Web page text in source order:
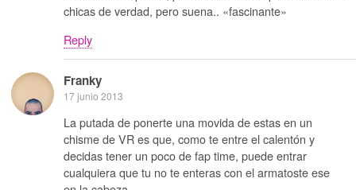
chicas de verdad, pero suena.. «fascinante»
Reply
Franky
17 junio 2013
La putada de ponerte una movida de estas en un
chisme de VR es que, como te entre el calentón y
decidas tener un poco de fap time, puede entrar
cualquiera que tu no te enteras con el armatoste ese